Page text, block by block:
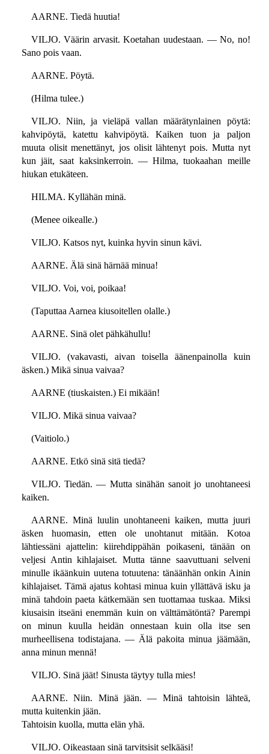
AARNE. Tiedä huutia!
VILJO. Väärin arvasit. Koetahan uudestaan. — No, no!
Sano pois vaan.
AARNE. Pöytä.
(Hilma tulee.)
VILJO. Niin, ja vieläpä vallan määrätynlainen pöytä:
kahvipöytä, katettu kahvipöytä. Kaiken tuon ja paljon
muuta olisit menettänyt, jos olisit lähtenyt pois. Mutta nyt
kun jäit, saat kaksinkerroin. — Hilma, tuokaahan meille
hiukan etukäteen.
HILMA. Kyllähän minä.
(Menee oikealle.)
VILJO. Katsos nyt, kuinka hyvin sinun kävi.
AARNE. Älä sinä härnää minua!
VILJO. Voi, voi, poikaa!
(Taputtaa Aarnea kiusoitellen olalle.)
AARNE. Sinä olet pähkähullu!
VILJO. (vakavasti, aivan toisella äänenpainolla kuin
äsken.) Mikä sinua vaivaa?
AARNE (tiuskaisten.) Ei mikään!
VILJO. Mikä sinua vaivaa?
(Vaitiolo.)
AARNE. Etkö sinä sitä tiedä?
VILJO. Tiedän. — Mutta sinähän sanoit jo unohtaneesi
kaiken.
AARNE. Minä luulin unohtaneeni kaiken, mutta juuri
äsken huomasin, etten ole unohtanut mitään. Kotoa
lähtiessäni ajattelin: kiirehdippähän poikaseni, tänään on
veljesi Antin kihlajaiset. Mutta tänne saavuttuani selveni
minulle ikäänkuin uutena totuutena: tänäänhän onkin Ainin
kihlajaiset. Tämä ajatus kohtasi minua kuin yllättävä isku ja
minä tahdoin paeta kätkemään sen tuottamaa tuskaa. Miksi
kiusaisin itseäni enemmän kuin on välttämätöntä? Parempi
on minun kuulla heidän onnestaan kuin olla itse sen
murheellisena todistajana. — Älä pakoita minua jäämään,
anna minun mennä!
VILJO. Sinä jäät! Sinusta täytyy tulla mies!
AARNE. Niin. Minä jään. — Minä tahtoisin lähteä,
mutta kuitenkin jään.
Tahtoisin kuolla, mutta elän yhä.
VILJO. Oikeastaan sinä tarvitsisit selkääsi!